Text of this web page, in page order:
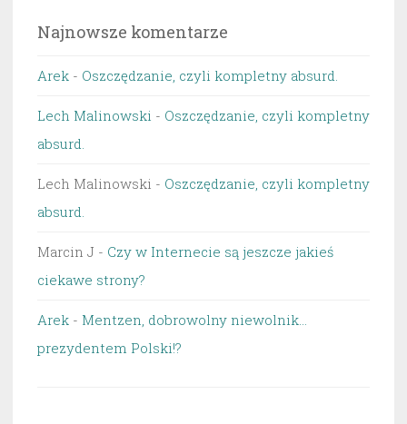
Najnowsze komentarze
Arek - Oszczędzanie, czyli kompletny absurd.
Lech Malinowski - Oszczędzanie, czyli kompletny
absurd.
Lech Malinowski - Oszczędzanie, czyli kompletny
absurd.
Marcin J - Czy w Internecie są jeszcze jakieś
ciekawe strony?
Arek - Mentzen, dobrowolny niewolnik…
prezydentem Polski!?